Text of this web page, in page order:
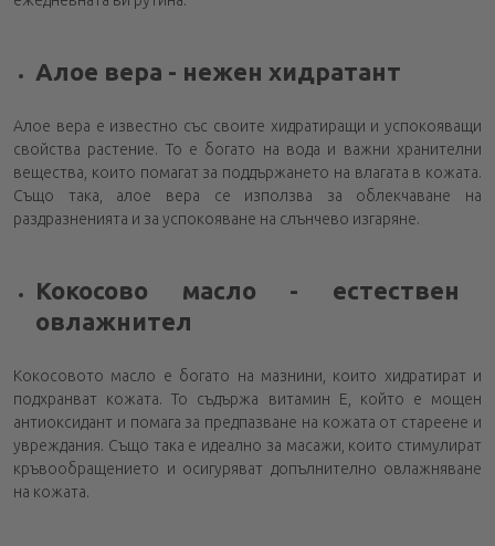
Алое вера - нежен хидратант
Алое вера е известно със своите хидратиращи и успокояващи
свойства растение. То е богато на вода и важни хранителни
вещества, които помагат за поддържането на влагата в кожата.
Също така, алое вера се използва за облекчаване на
раздразненията и за успокояване на слънчево изгаряне.
Кокосово масло - естествен
овлажнител
Кокосовото масло е богато на мазнини, които хидратират и
подхранват кожата. То съдържа витамин Е, който е мощен
антиоксидант и помага за предпазване на кожата от стареене и
увреждания. Също така е идеално за масажи, които стимулират
кръвообращението и осигуряват допълнително овлажняване
на кожата.